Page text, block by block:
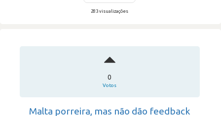
283 visualizações
0
Votos
Malta porreira, mas não dão feedback